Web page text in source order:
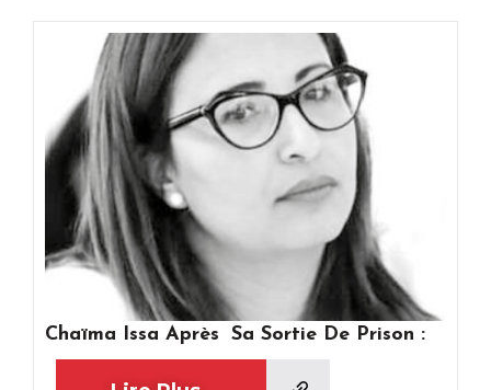
Chaïma Issa Après Sa Sortie De Prison :